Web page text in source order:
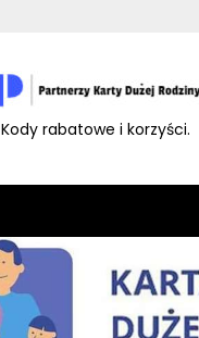
Kody rabatowe i korzyści.